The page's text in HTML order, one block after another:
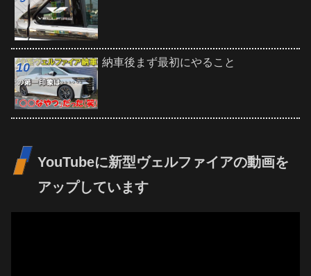
納車後まず最初にやること
YouTubeに新型ヴェルファイアの動画を
アップしています